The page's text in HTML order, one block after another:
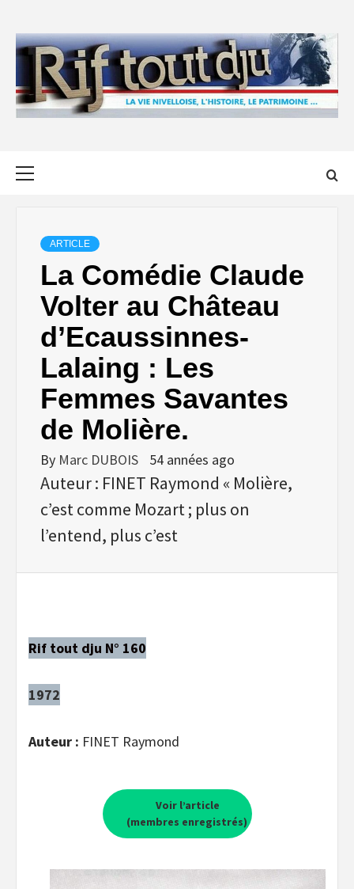
content
ARTICLE
La Comédie Claude
Volter au Château
d’Ecaussinnes-
Lalaing : Les
Femmes Savantes
de Molière.
By Marc DUBOIS 54 années ago
Auteur : FINET Raymond « Molière,
c’est comme Mozart ; plus on
l’entend, plus c’est
Rif tout dju N° 160
1972
Auteur : FINET Raymond
Voir l’article
(membres enregistrés)